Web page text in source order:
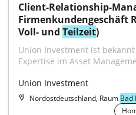
Client-Relationship-
Firmenkundengeschäft
Voll- und Teilzeit)
Union Investment ist
Expertise im Asset
Union Investment
Nordostdeutschland, Raum Bad